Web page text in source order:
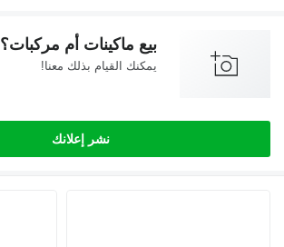
بيع ماكينات أم مركبات؟
يمكنك القيام بذلك معنا!
نشر إعلانك